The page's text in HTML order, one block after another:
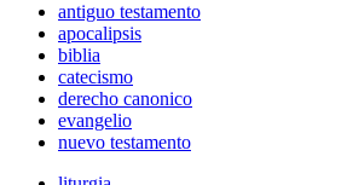
antiguo testamento
apocalipsis
biblia
catecismo
derecho canonico
evangelio
nuevo testamento